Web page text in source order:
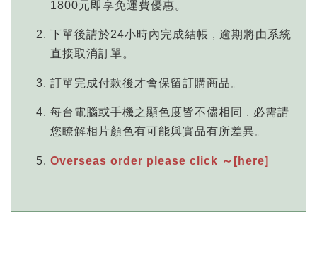
1800元即享免運費優惠。
下單後請於24小時內完成結帳 , 逾期將由系統
直接取消訂單。
訂單完成付款後才會保留訂購商品。
每台電腦或手機之顯色度皆不儘相同 , 必需請
您瞭解相片顏色有可能與實品有所差異。
Overseas order please click ～[here]